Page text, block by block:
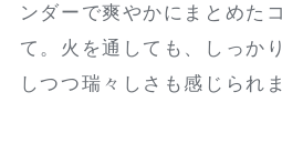
ンダーで爽やかにまとめた
て。火を通しても、しっか
しつつ瑞々しさも感じられ